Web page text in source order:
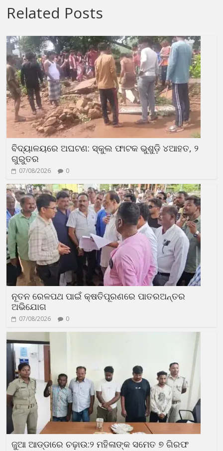
Related Posts
ବିଦ୍ୟାଳୟରେ ଅଘଟଣ: ସ୍କୁଲ ଫାଟକ ଭୁଶୁଡ଼ି ୪ଆହତ, ୨
ଗୁରୁତର
07/08/2026 0
ନୂତନ ରେଳପଥ ପାଇଁ କ୍ଷତିପୂରଣରେ ପାତରଅନ୍ତର
ଅଭିଯୋଗ
07/08/2026 0
ଜୁଆ ଆଡ୍ଡାରେ ଚଢ଼ାଉ:୨ ମହିଳାଙ୍କ ସମେତ ୭ ଗିରଫ